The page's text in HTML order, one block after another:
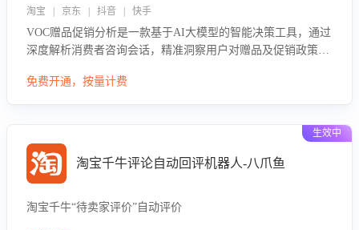
淘宝 | 京东 | 抖音 | 快手
VOC赠品促销分析是一款基于AI大模型的智能决策工具，通过
深度解析消费者咨询会话，精准洞察用户对赠品及促销政策的
求，帮助企业制定个性化赠品组合策略，优化资源投放并淘汰
免费开通，按量计费
生效中
淘宝千牛评论自动回评机器人-八爪鱼
淘宝千牛“待卖家评价”自动评价